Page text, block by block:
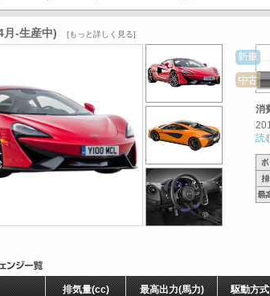
月-生産中) [もっと詳しく見る]
消
読
排気量(cc) 最高出力(馬力) 駆動方式